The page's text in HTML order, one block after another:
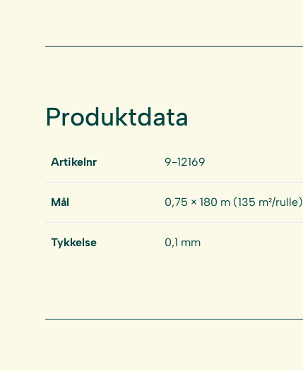
Produktdata
Artikelnr 9-12169
Mål 0,75 × 180 m (135 m²/rulle)
Tykkelse 0,1 mm